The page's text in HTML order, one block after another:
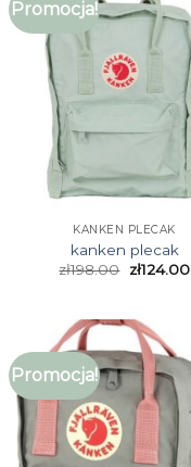
Promocja!
KANKEN PLECAK
kanken plecak
zł198.00 zł124.00
Promocja!